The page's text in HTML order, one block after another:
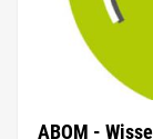
ABOM -